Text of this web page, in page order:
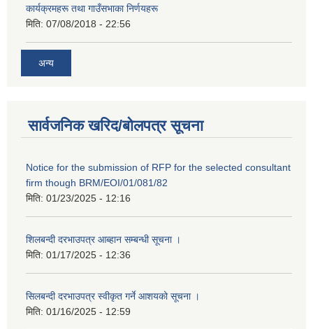
कार्यक्रमहरू तथा गाउँसभाका निर्णयहरू
मिति: 07/08/2018 - 22:56
अन्य
सार्वजनिक खरिद/बोलपत्र सूचना
Notice for the submission of RFP for the selected consultant
firm though BRM/EOI/01/081/82
मिति: 01/23/2025 - 12:16
शिलबन्दी दरभाउपत्र आब्हान सम्बन्धी सूचना ।
मिति: 01/17/2025 - 12:36
सिलबन्दी दरभाउपत्र स्वीकृत गर्ने आशयको सूचना ।
मिति: 01/16/2025 - 12:59